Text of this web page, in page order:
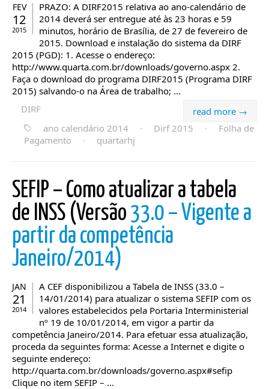
FEV
12
2015
PRAZO: A DIRF2015 relativa ao ano-calendário de
2014 deverá ser entregue até às 23 horas e 59
minutos, horário de Brasília, de 27 de fevereiro de
2015. Download e instalação do sistema da DIRF
2015 (PGD): 1. Acesse o endereço:
http://www.quarta.com.br/downloads/governo.aspx 2.
Faça o download do programa DIRF2015 (Programa DIRF
2015) salvando-o na Área de trabalho; ...
read more →
DIRF
ano calendário 2014
· Dirf 2015 ·
Folha de
Pagamento
· quartarhj
SEFIP – Como atualizar a tabela
de INSS (Versão 33.0 – Vigente a
partir da competência
Janeiro/2014)
JAN
21
2014
A CEF disponibilizou a Tabela de INSS (33.0 –
14/01/2014) para atualizar o sistema SEFIP com os
valores estabelecidos pela Portaria Interministerial
nº 19 de 10/01/2014, em vigor a partir da
competência Janeiro/2014. Para efetuar essa atualização,
proceda da seguintes forma: Acesse a Internet e digite o
seguinte endereço:
http://quarta.com.br/downloads/governo.aspx#sefip
Clique no item SEFIP – ...